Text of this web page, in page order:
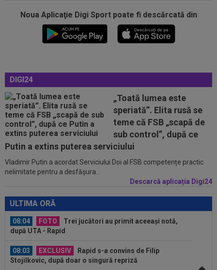
Noua Aplicaţie Digi Sport poate fi descărcată din
DIGI24
„Toată lumea este
speriată”. Elita rusă se
teme că FSB „scapă de
sub control”, după ce
Putin a extins puterea serviciului
Vladimir Putin a acordat Serviciului Doi al FSB competențe practic
nelimitate pentru a desfășura...
Descarcă aplicația Digi24
ULTIMA ORĂ
08:00
(P) Un pariu de doar 5 Lei s-a transformat într-
un jackpot de peste 3 milioane...
OFICIAL Minus 1! România a primit vestea
07:11
Craioveanu a dezvăluit principalele probleme de...
07:10
Nana Falemi i-a spus lui Gigi Becali ce decizie
să ia cu Marius Baciu: "Nu are...
08:30
Coșmar pentru Alexi Pitu, după UTA Arad -
Rapid! Cât ar putea lipsi
08:15
Rodri nu stă la discuții! Decizia luată, după ce
Manchester City a refuzat...
după UTA - Rapid
08:03 EXCLUSIV
Rapid s-a convins de Filip
Stojilkovic, după doar o singură repriză
08:00
(P) Un pariu de doar 5 Lei s-a transformat într-
un jackpot de peste 3 milioane...